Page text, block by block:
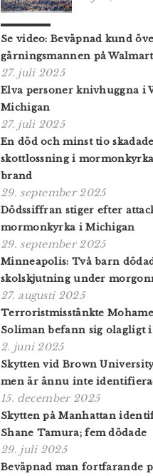
Se video: Beväpnad kund
gärningsmannen på
27. juli 2025
Elva personer knivhuggna i
Michigan
27. juli 2025
En död och minst tio
skottlossning i
brand
29. september 2025
Dödssiffran stiger efter
mormonkyrka i Michigan
29. september 2025
Minneapolis: Två barn
skolskjutning under
27. augusti 2025
Terroristmisstänkte
Soliman befann sig olagligt i
2. juni 2025
Skytten vid Brown
men är ännu inte
15. december 2025
Skytten på Manhattan
Shane Tamura; fem dödade
29. juli 2025
Beväpnad man fortfarande